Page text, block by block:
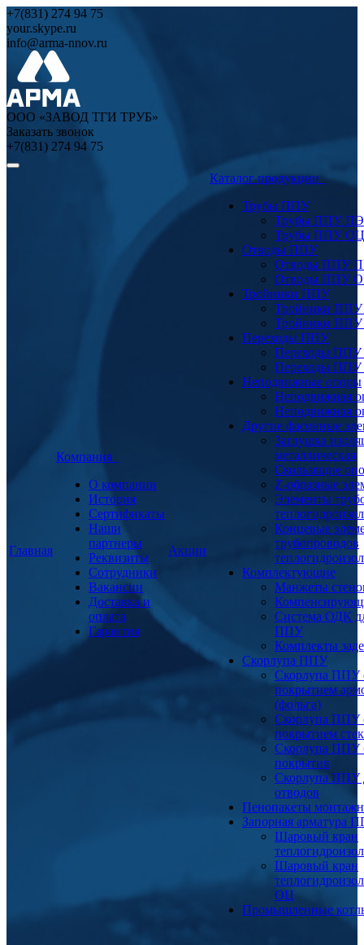
+7(831) 274 94 75
your.skype.ru
info@arma-nnov.ru
ООО «ЗАВОД ТГИ ТРУБ»
Заказать звонок
+7(831) 274 94 75
Главная
Компания
О компании
История
Сертификаты
Наши
партнеры
Реквизиты
Сотрудники
Вакансии
Доставка и
оплата
Гарантия
Акции
Каталог продукции
Трубы ППУ
Трубы ППУ ПЭ
Трубы ППУ ОЦ
Отводы ППУ
Отводы ППУ
Отводы ППУ
Тройники ППУ
Тройники
Тройники
Переходы ППУ
Переходы
Переходы
Неподвижные опоры
Неподвижная
Неподвижная
Другие фасонные
Заглушка
металлическая
Скользящие
Z-образные
Элементы
Концевые
трубопроводов
Комплектующие
Манжеты
Система ОДК
ППУ
Комплекты
Скорлупа ППУ
Скорлупа ППУ
покрытием
(фольга)
Скорлупа ППУ
покрытием
Скорлупа ППУ
покрытия
Скорлупа ППУ
отводов
Пенопакеты
Запорная арматура
Шаровый кран
Шаровый кран
ОЦ
Промышленные